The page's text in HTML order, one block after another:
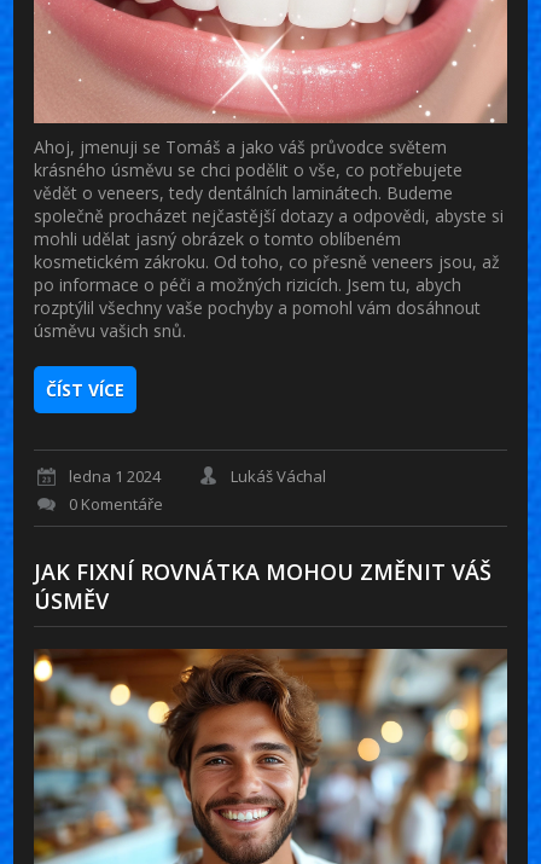
Ahoj, jmenuji se Tomáš a jako váš průvodce světem
krásného úsměvu se chci podělit o vše, co potřebujete
vědět o veneers, tedy dentálních laminátech. Budeme
společně procházet nejčastější dotazy a odpovědi, abyste si
mohli udělat jasný obrázek o tomto oblíbeném
kosmetickém zákroku. Od toho, co přesně veneers jsou, až
po informace o péči a možných rizicích. Jsem tu, abych
rozptýlil všechny vaše pochyby a pomohl vám dosáhnout
úsměvu vašich snů.
ČÍST VÍCE
ledna 1 2024
Lukáš Váchal
0 Komentáře
JAK FIXNÍ ROVNÁTKA MOHOU ZMĚNIT VÁŠ
ÚSMĚV